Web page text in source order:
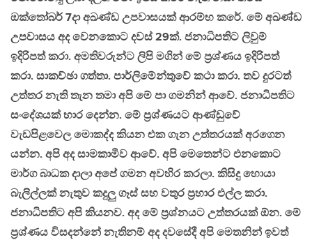
ඔක්තෝබර් 7දා අඛණ්ඩ උපවාසයක් ආරම්භ කරේ. මේ අඛණ්ඩ
උපවාසය අද වෙනකොට දවස් 29ක්. ජනාධිපතිට ලිවුම්
ඉදිරිපත් කරා. අමතිවරුන්ට ලිපි මගින් මේ ප්‍රශ්ණය ඉදිරිපත්
කරා. සාකච්ඡා ගත්තා. පාර්ලිමේන්තුවේ කථා කරා. තව දුරටත්
උත්තර නැති තැන තමා අපි මේ පා ගමනින් ආවේ. ජනාධිපතිට
සංදේශයක් භාර දෙන්න. මේ ප්‍රශ්ණයට ආණ්ඩුවේ
වැඩපිළවෙල මොකද්ද කියන එක ගැන උත්තරයක් අරගෙන
යන්න. අපි අද සාමකාමීව ආවේ. අපි මෙතෙන්ට එනකොට
මාර්ග බාධක දාලා අපේ ගමන අවහිර කරලා. කිසිදු හොයා
බැලිල්ලක් නැතුව කදුලු ගෑස් සහ වතුර ප්‍රහාර එල්ල කරා.
ජනාධිපතිට අපි කියනව. අද මේ ප්‍රශ්නයට උත්තරයක් ඕන. මේ
ප්‍රශ්ණය විසදන්නේ නැතිනම් අද දවසේදී අපි මෙතනින් ඉවත්